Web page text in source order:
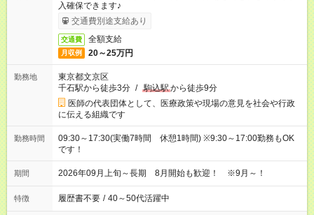
入確保できます♪
交通費別途支給あり
交通費 全額支給
月収例 20～25万円
勤務地
東京都文京区
千石駅から徒歩3分 / 駒込駅から徒歩9分
医師の代表団体として、医療政策や現場の意見を社会や行政
に伝える組織です
勤務時間
09:30～17:30(実働7時間 休憩1時間) ※9:30～17:00勤務もOK
です！
期間 2026年09月上旬～長期 8月開始も歓迎！ ※9月～！
特徴 履歴書不要 / 40～50代活躍中